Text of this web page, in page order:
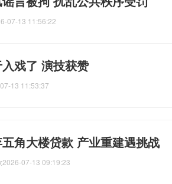
07-13 11:56:22
戏了 演技获赞
13 11:53:37
角大楼贷款 产业重建遇挑战
2026-07-13 09:19:23